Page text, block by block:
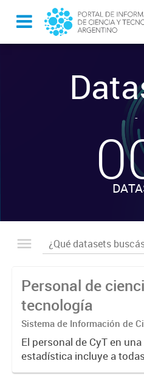
-
Personal de
tecnología
Sistema de Información de
Tecnología Argentino
El personal de CyT en
estadística incluye a
personas involucradas